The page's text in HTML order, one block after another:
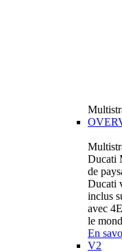
Ducati
de
Ducati
inclus
avec
le
En
V2